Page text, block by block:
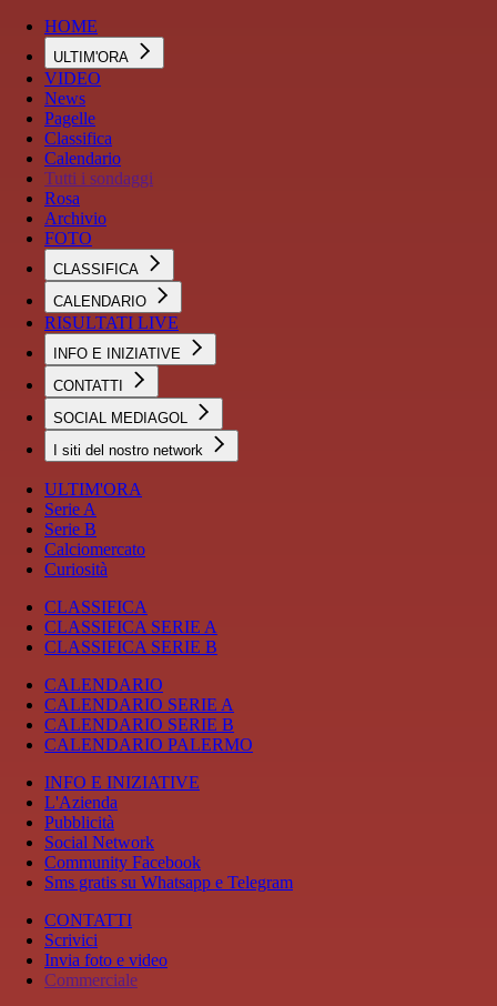
HOME
ULTIM'ORA
VIDEO
News
Pagelle
Classifica
Calendario
Tutti i sondaggi
Rosa
Archivio
FOTO
CLASSIFICA
CALENDARIO
RISULTATI LIVE
INFO E INIZIATIVE
CONTATTI
SOCIAL MEDIAGOL
I siti del nostro network
ULTIM'ORA
Serie A
Serie B
Calciomercato
Curiosità
CLASSIFICA
CLASSIFICA SERIE A
CLASSIFICA SERIE B
CALENDARIO
CALENDARIO SERIE A
CALENDARIO SERIE B
CALENDARIO PALERMO
INFO E INIZIATIVE
L'Azienda
Pubblicità
Social Network
Community Facebook
Sms gratis su Whatsapp e Telegram
CONTATTI
Scrivici
Invia foto e video
Commerciale